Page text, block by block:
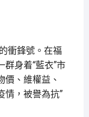
衝鋒號。在福
身着“藍衣”市
價、維權益、
情，被譽為抗”